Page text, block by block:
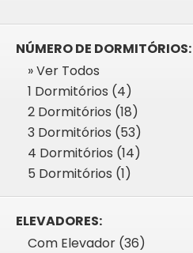
NÚMERO DE DORMITÓRIOS:
» Ver Todos
1 Dormitórios (4)
2 Dormitórios (18)
3 Dormitórios (53)
4 Dormitórios (14)
5 Dormitórios (1)
ELEVADORES:
Com Elevador (36)